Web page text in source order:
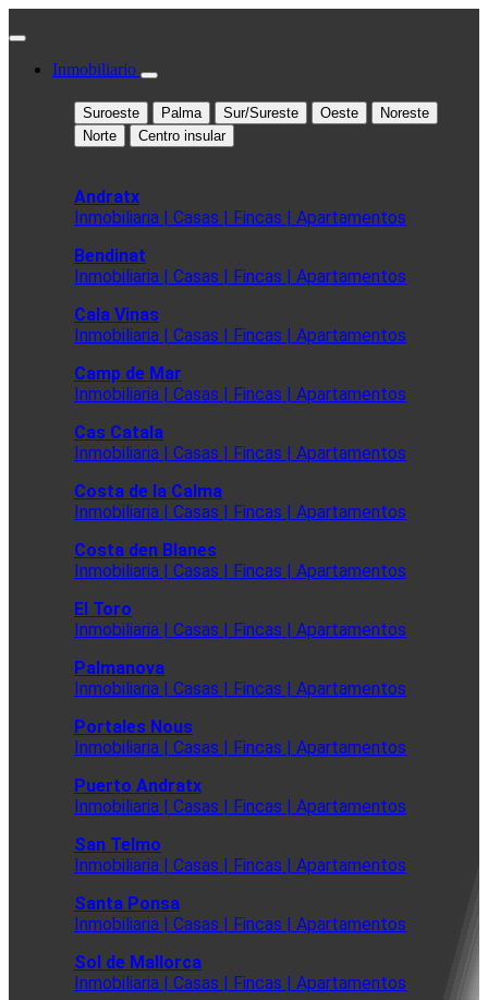
Inmobiliario
Suroeste Palma Sur/Sureste Oeste
Noreste
Norte
Centro insular
Andratx
Inmobiliaria | Casas | Fincas | Apartamentos
Bendinat
Inmobiliaria | Casas | Fincas | Apartamentos
Cala Vinas
Inmobiliaria | Casas | Fincas | Apartamentos
Camp de Mar
Inmobiliaria | Casas | Fincas | Apartamentos
Cas Catala
Inmobiliaria | Casas | Fincas | Apartamentos
Costa de la Calma
Inmobiliaria | Casas | Fincas | Apartamentos
Costa den Blanes
Inmobiliaria | Casas | Fincas | Apartamentos
El Toro
Inmobiliaria | Casas | Fincas | Apartamentos
Palmanova
Inmobiliaria | Casas | Fincas | Apartamentos
Portales Nous
Inmobiliaria | Casas | Fincas | Apartamentos
Puerto Andratx
Inmobiliaria | Casas | Fincas | Apartamentos
San Telmo
Inmobiliaria | Casas | Fincas | Apartamentos
Santa Ponsa
Inmobiliaria | Casas | Fincas | Apartamentos
Sol de Mallorca
Inmobiliaria | Casas | Fincas | Apartamentos